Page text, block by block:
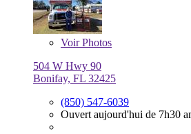
VoirPhotos
504 W Hwy 90
Bonifay, FL 32425
(850) 547-6039
Ouvert aujourd'hui de 7h30